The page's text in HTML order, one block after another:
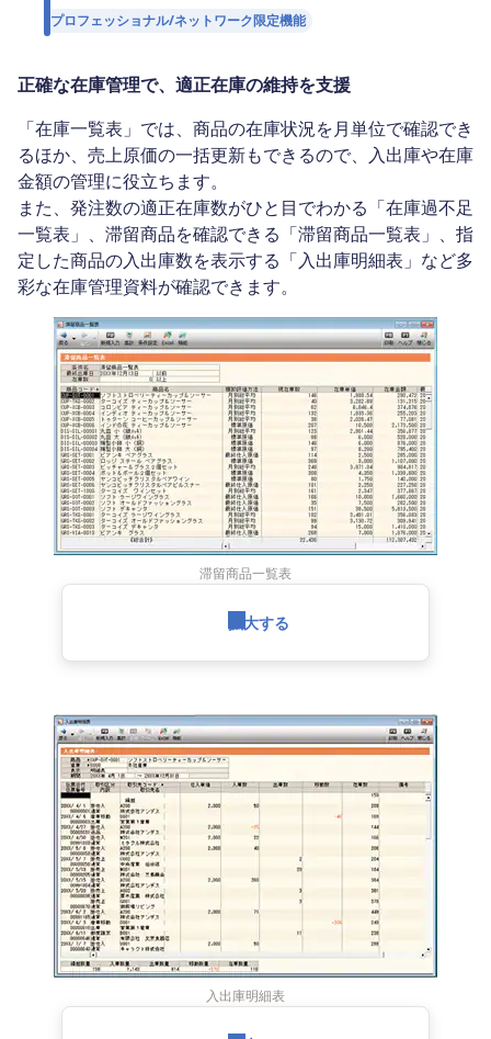
プロフェッショナル/ネットワーク限定機能
正確な在庫管理で、適正在庫の維持を支援
「在庫一覧表」では、商品の在庫状況を月単位で確認でき
るほか、売上原価の一括更新もできるので、入出庫や在庫
金額の管理に役立ちます。
また、発注数の適正在庫数がひと目でわかる「在庫過不足
一覧表」、滞留商品を確認できる「滞留商品一覧表」、指
定した商品の入出庫数を表示する「入出庫明細表」など多
彩な在庫管理資料が確認できます。
滞留商品一覧表
拡大する
入出庫明細表